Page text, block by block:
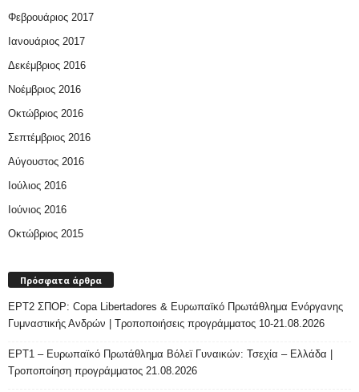
Φεβρουάριος 2017
Ιανουάριος 2017
Δεκέμβριος 2016
Νοέμβριος 2016
Οκτώβριος 2016
Σεπτέμβριος 2016
Αύγουστος 2016
Ιούλιος 2016
Ιούνιος 2016
Οκτώβριος 2015
Πρόσφατα άρθρα
ΕΡΤ2 ΣΠΟΡ: Copa Libertadores & Ευρωπαϊκό Πρωτάθλημα Ενόργανης
Γυμναστικής Ανδρών | Τροποποιήσεις προγράμματος 10-21.08.2026
ΕΡΤ1 – Ευρωπαϊκό Πρωτάθλημα Βόλεϊ Γυναικών: Τσεχία – Ελλάδα |
Τροποποίηση προγράμματος 21.08.2026